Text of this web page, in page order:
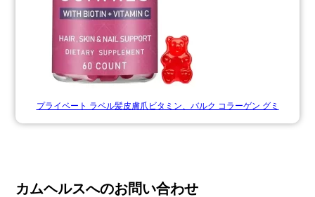
プライベート ラベル髪皮膚爪ビタミン、バルク コラーゲン グミ
カムヘルスへのお問い合わせ